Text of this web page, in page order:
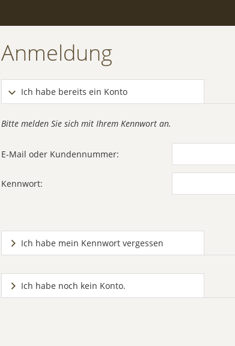
Anmeldung
Ich habe bereits ein Konto
Bitte melden Sie sich mit Ihrem Kennwort an.
E-Mail oder Kundennummer:
Kennwort:
Ich habe mein Kennwort vergessen
Ich habe noch kein Konto.